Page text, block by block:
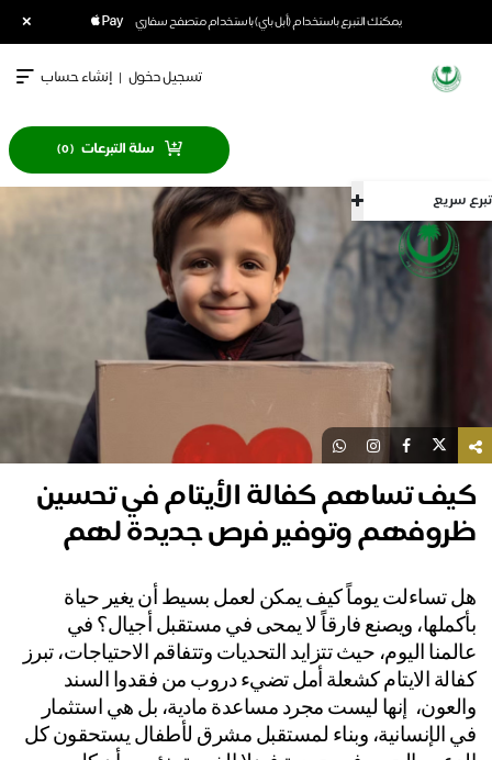
يمكنك التبرع باستخدام (أبل باي) باستخدام متصفح سفاري
تسجيل دخول | إنشاء حساب
سلة التبرعات (
0
)
تساهم كفالة الأيتام في تحسين
وتوفير فرص جديدة لهم
هل تساءلت يوماً كيف يمكن لعمل بسيط أن يغير حياة
عالمنا اليوم، حيث تتزايد التحديات وتتفاقم الاحتياجات، تبرز
كفالة الايتام كشعلة أمل تضيء دروب من فقدوا السند
والعون،  إنها ليست مجرد مساعدة مادية، بل هي استثمار